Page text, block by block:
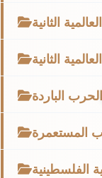
الثانية
الثانية
الباردة
المستعمرة
الفلسطينية